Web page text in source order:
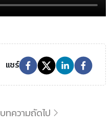
แชร์
บทความถัดไป